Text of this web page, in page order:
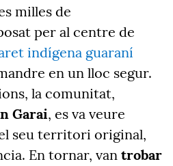
milles de
per al centre de
indígena guaraní
en un lloc segur.
la comunitat,
Garai, es va veure
seu territori original,
En tornar, van trobar